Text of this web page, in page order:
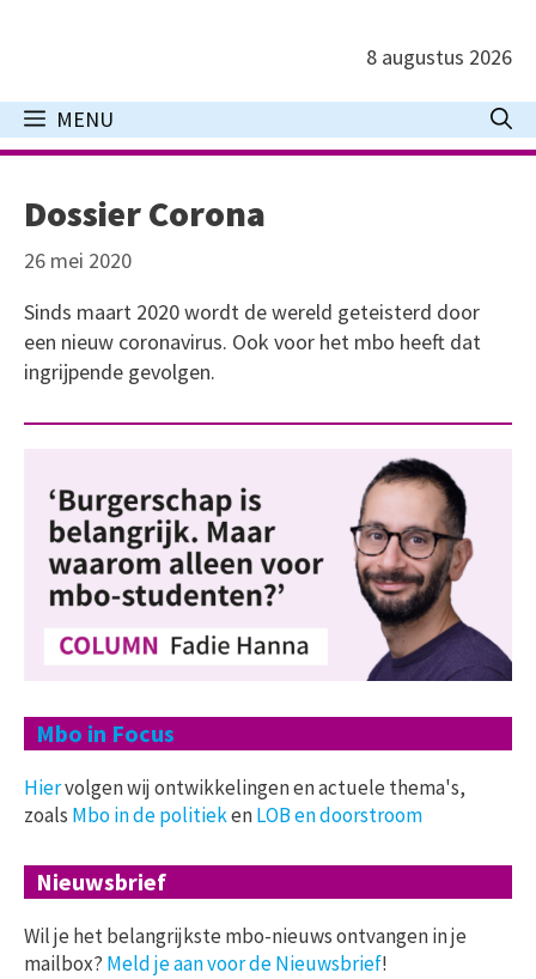
inhoud
8 augustus 2026
MENU
Dossier Corona
26 mei 2020
Sinds maart 2020 wordt de wereld geteisterd door
een nieuw coronavirus. Ook voor het mbo heeft dat
ingrijpende gevolgen.
Mbo in Focus
Hiervolgen wij ontwikkelingen en actuele thema's,
zoals Mbo in de politiekenLOB en doorstroom
Nieuwsbrief
Wil je het belangrijkste mbo-nieuws ontvangen in je
mailbox? Meld je aan voor de Nieuwsbrief!